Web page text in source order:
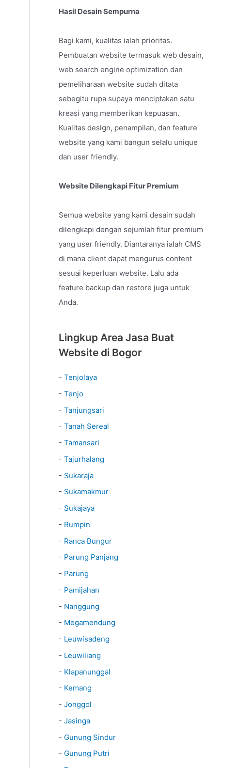
Hasil Desain Sempurna
Bagi kami, kualitas ialah prioritas.
Pembuatan website termasuk web desain,
web search engine optimization dan
pemeliharaan website sudah ditata
sebegitu rupa supaya menciptakan satu
kreasi yang memberikan kepuasan.
Kualitas design, penampilan, dan feature
website yang kami bangun selalu unique
dan user friendly.
Website Dilengkapi Fitur Premium
Semua website yang kami desain sudah
dilengkapi dengan sejumlah fitur premium
yang user friendly. Diantaranya ialah CMS
di mana client dapat mengurus content
sesuai keperluan website. Lalu ada
feature backup dan restore juga untuk
Anda.
Lingkup Area Jasa Buat
Website di Bogor
- Tenjolaya
- Tenjo
- Tanjungsari
- Tanah Sereal
- Tamansari
- Tajurhalang
- Sukaraja
- Sukamakmur
- Sukajaya
- Rumpin
- Ranca Bungur
- Parung Panjang
- Parung
- Pamijahan
- Nanggung
- Megamendung
- Leuwisadeng
- Leuwiliang
- Klapanunggal
- Kemang
- Jonggol
- Jasinga
- Gunung Sindur
- Gunung Putri